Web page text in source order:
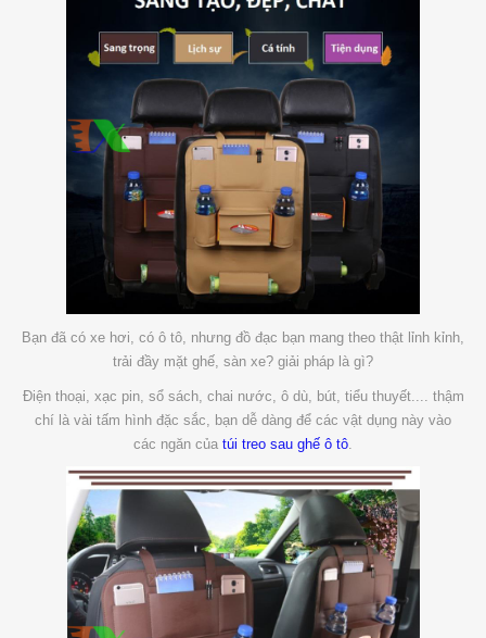
Bạn đã có xe hơi, có ô tô, nhưng đồ đạc bạn mang theo thật lỉnh kỉnh,
trải đầy mặt ghế, sàn xe? giải pháp là gì?
Điện thoại, xạc pin, sổ sách, chai nước, ô dù, bút, tiểu thuyết.... thậm
chí là vài tấm hình đặc sắc, bạn dễ dàng để các vật dụng này vào
các ngăn của túi treo sau ghế ô tô.